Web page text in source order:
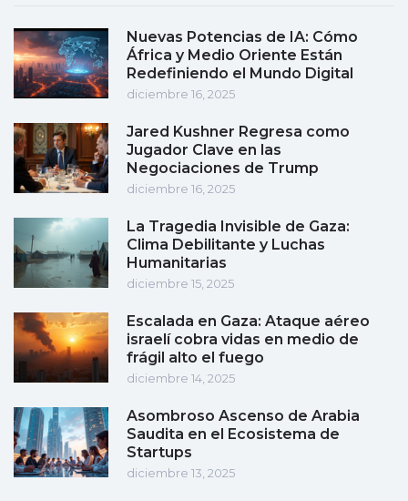
Nuevas Potencias de IA: Cómo
África y Medio Oriente Están
Redefiniendo el Mundo Digital
diciembre 16, 2025
Jared Kushner Regresa como
Jugador Clave en las
Negociaciones de Trump
diciembre 16, 2025
La Tragedia Invisible de Gaza:
Clima Debilitante y Luchas
Humanitarias
diciembre 15, 2025
Escalada en Gaza: Ataque aéreo
israelí cobra vidas en medio de
frágil alto el fuego
diciembre 14, 2025
Asombroso Ascenso de Arabia
Saudita en el Ecosistema de
Startups
diciembre 13, 2025